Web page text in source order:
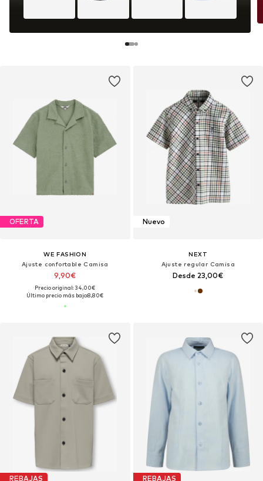
OFERTA
WE FASHION
Ajuste confortable Camisa
9,90€
Precio original: 34,00€
Último precio más bajo:8,80€
Nuevo
NEXT
Ajuste regular Camisa
Desde 23,00€
REBAJAS REBAJAS